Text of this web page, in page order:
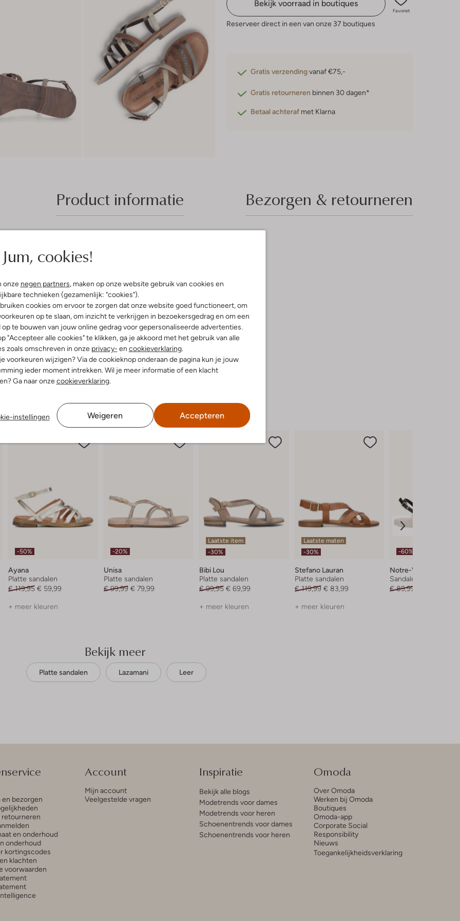
Jum, cookies!
onze negen partners, maken op onze website gebruik van cookies en
technieken (gezamenlijk: "cookies").
cookies om ervoor te zorgen dat onze website goed functioneert, om
op te slaan, om inzicht te verkrijgen in bezoekersgedrag en om een
op te bouwen van jouw online gedrag voor gepersonaliseerde advertenties.
"Accepteer alle cookies" te klikken, ga je akkoord met het gebruik van alle
zoals omschreven in onze privacy- en cookieverklaring.
voorkeuren wijzigen? Via de cookieknop onderaan de pagina kun je jouw
ieder moment intrekken. Wil je meer informatie of een klacht
Ga naar onzecookieverklaring.
instellingen Weigeren Accepteren
Bekijk voorraad in boutiques
Favoriet
Reserveer direct in een van onze 37 boutiques
Gratis verzendingvanaf €75,-
Gratis retourneren binnen 30 dagen*
Betaal achteraf met Klarna
Product informatie Bezorgen & retourneren
-50%
Ayana
Platte sandalen
€ 119,95 € 59,99
+ meer kleuren
-20%
Unisa
Platte sandalen
€ 99,99 € 79,99
Laatste item
-30%
Bibi Lou
Platte sandalen
€ 99,95 € 69,99
+ meer kleuren
Laatste maten
-30%
Stefano Lauran
Platte sandalen
€ 119,99 € 83,99
+ meer kleuren
-60%
Notre-V
Sandalen
€ 89,99
Bekijk meer
Platte sandalen Lazamani Leer
en bezorgen
retourneren
en onderhoud
onderhoud
kortingscodes
klachten
voorwaarden
Account
Mijn account
Veelgestelde vragen
Inspiratie
Bekijk alle blogs
Modetrends voor dames
Modetrends voor heren
Schoenentrends voor dames
Schoenentrends voor heren
Omoda
Over Omoda
Werken bij Omoda
Boutiques
Omoda-app
Corporate Social
Responsibility
Nieuws
Toegankelijkheidsverklaring